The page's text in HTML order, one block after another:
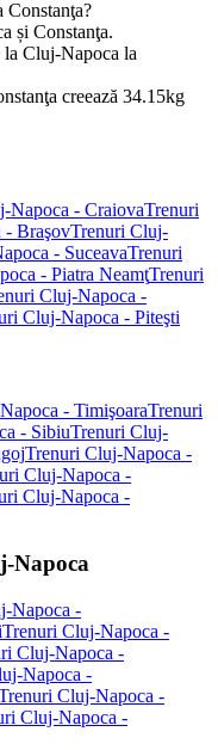
Constanţa?
și Constanţa.
la Cluj-Napoca la
creează 34.15kg
Napoca - CraiovaTrenuri
- BraşovTrenuri Cluj-
- SuceavaTrenuri
- Piatra NeamţTrenuri
Cluj-Napoca -
Cluj-Napoca - Piteşti
- TimişoaraTrenuri
- SibiuTrenuri Cluj-
Trenuri Cluj-Napoca -
Cluj-Napoca -
Cluj-Napoca -
Napoca
Napoca -
Trenuri Cluj-Napoca -
Cluj-Napoca -
Napoca -
Cluj-Napoca -
Cluj-Napoca -